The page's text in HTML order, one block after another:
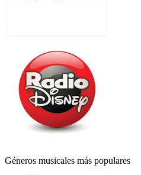
Géneros musicales más populares